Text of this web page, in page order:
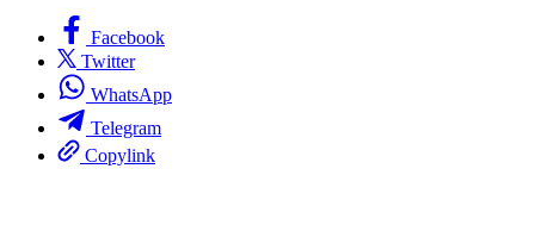
Facebook
Twitter
WhatsApp
Telegram
Copylink